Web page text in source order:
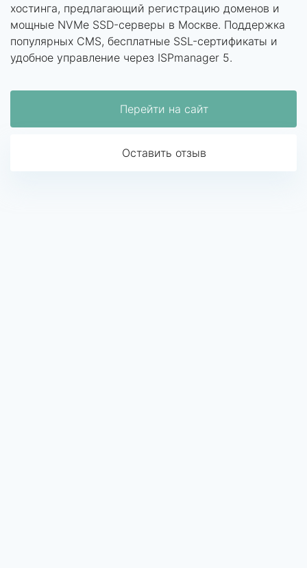
хостинга, предлагающий регистрацию доменов и
мощные NVMe SSD-серверы в Москве. Поддержка
популярных CMS, бесплатные SSL-сертификаты и
удобное управление через ISPmanager 5.
Перейти на сайт
Оставить отзыв